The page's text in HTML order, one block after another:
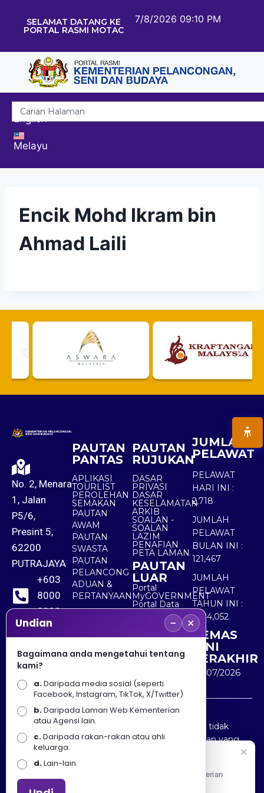
SELAMAT DATANG KE
PORTAL RASMI MOTAC
7/8/2026 09:10 PM
English
Melayu
Encik Mohd Ikram bin
Ahmad Laili
No. 2, Menara
1, Jalan
P5/6,
Presint 5,
62200
PUTRAJAYA
+603
8000
8000
+603
8891
7100
PAUTAN
PANTAS
APLIKASI
TOURLIST
PEROLEHAN
SEMAKAN
PAUTAN
AWAM
PAUTAN
SWASTA
PAUTAN
PELANCONG
ADUAN &
PERTANYAAN
PAUTAN
RUJUKAN
DASAR
PRIVASI
DASAR
KESELAMATAN
ARKIB
SOALAN -
SOALAN
LAZIM
PENAFIAN
PETA LAMAN
PAUTAN
LUAR
Portal
MyGOVERNMENT
Portal Data
Terbuka
Sektor Awam
JUMLAH
PELAWAT
PELAWAT
HARI INI :
2,718
JUMLAH
PELAWAT
BULAN INI :
121,467
JUMLAH
PELAWAT
TAHUN INI :
5,524,052
KEMAS
KINI
TERAKHIR
30/07/2026
Penafian : Kerajaan Malaysia dan Kementerian
Pelancongan Seni dan Budaya (MOTAC) adalah tidak
bertanggungjawab atas kehilangan atau kerugian yang
disebabkan oleh penggunaan mana-mana maklumat
yang diperolehi dari portal ini.
Undian − ×
Bagaimana anda mengetahui tentang
kami?
a.Daripada media sosial (seperti
Facebook, Instagram, TikTok, X/Twitter)
b.Daripada Laman Web Kementerian
atau Agensi lain.
c.Daripada rakan-rakan atau ahli
keluarga.
d.Lain-lain.
Apa Khabar! Selamat datang ke Portal Rasmi Kementerian
Pelancongan, Seni dan Budaya